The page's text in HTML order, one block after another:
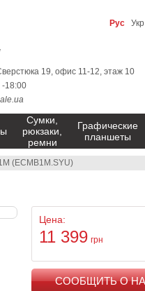
(ECMB1M.SYU)
Цена:
11 399 грн
Рус Укр
19, офис 11-12, этаж 10
18:00
Сумки,
рюкзаки,
ремни
Графические
планшеты